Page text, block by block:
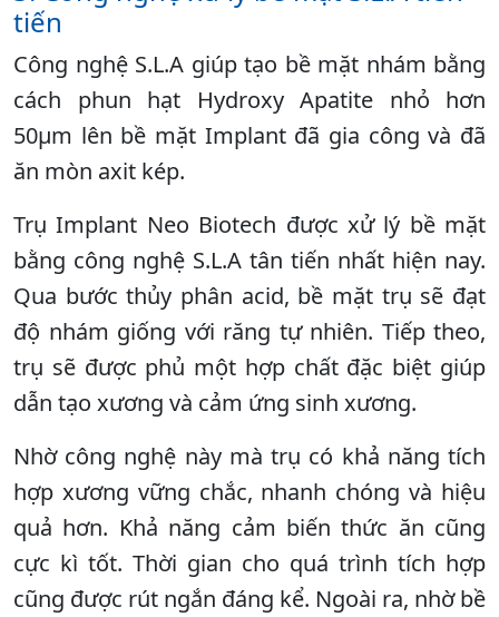
tiến
Công nghệ S.L.A giúp tạo bề mặt nhám bằng
cách phun hạt Hydroxy Apatite nhỏ hơn
50µm lên bề mặt Implant đã gia công và đã
ăn mòn axit kép.
Trụ Implant Neo Biotech được xử lý bề mặt
bằng công nghệ S.L.A tân tiến nhất hiện nay.
Qua bước thủy phân acid, bề mặt trụ sẽ đạt
độ nhám giống với răng tự nhiên. Tiếp theo,
trụ sẽ được phủ một hợp chất đặc biệt giúp
dẫn tạo xương và cảm ứng sinh xương.
Nhờ công nghệ này mà trụ có khả năng tích
hợp xương vững chắc, nhanh chóng và hiệu
quả hơn. Khả năng cảm biến thức ăn cũng
cực kì tốt. Thời gian cho quá trình tích hợp
cũng được rút ngắn đáng kể. Ngoài ra, nhờ bề